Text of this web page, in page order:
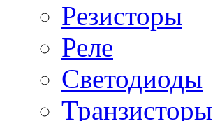
Резисторы
Реле
Светодиоды
Транзисторы